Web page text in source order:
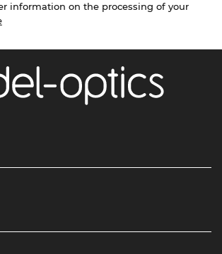
information on the processing of your